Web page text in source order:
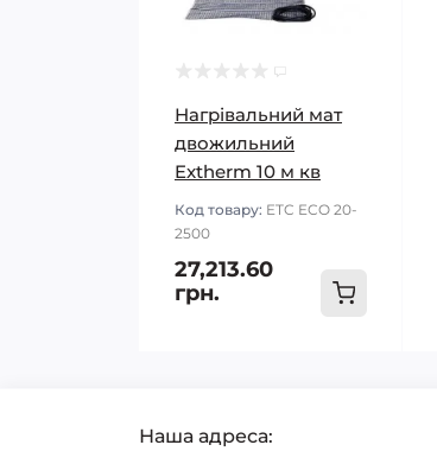
Нагрівальний мат
двожильний
Extherm 10 м кв
Код товару: ETC ECO 20-
2500
27,213.60
грн.
Наша адреса: